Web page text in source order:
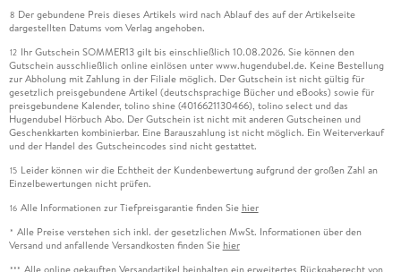
8 Der gebundene Preis dieses Artikels wird nach Ablauf des auf der Artikelseite
dargestellten Datums vom Verlag angehoben.
12 Ihr Gutschein SOMMER13 gilt bis einschließlich 10.08.2026. Sie können den
Gutschein ausschließlich online einlösen unter www.hugendubel.de. Keine Bestellung
zur Abholung mit Zahlung in der Filiale möglich. Der Gutschein ist nicht gültig für
gesetzlich preisgebundene Artikel (deutschsprachige Bücher und eBooks) sowie für
preisgebundene Kalender, tolino shine (4016621130466), tolino select und das
Hugendubel Hörbuch Abo. Der Gutschein ist nicht mit anderen Gutscheinen und
Geschenkkarten kombinierbar. Eine Barauszahlung ist nicht möglich. Ein Weiterverkauf
und der Handel des Gutscheincodes sind nicht gestattet.
15 Leider können wir die Echtheit der Kundenbewertung aufgrund der großen Zahl an
Einzelbewertungen nicht prüfen.
16 Alle Informationen zur Tiefpreisgarantie finden Sie hier
* Alle Preise verstehen sich inkl. der gesetzlichen MwSt. Informationen über den
Versand und anfallende Versandkosten finden Sie hier